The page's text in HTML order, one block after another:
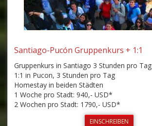
Santiago-Pucón Gruppenkurs + 1:1
Gruppenkurs in Santiago 3 Stunden pro Tag
1:1 in Pucon, 3 Stunden pro Tag
Homestay in beiden Städten
1 Woche pro Stadt: 940,- USD*
2 Wochen pro Stadt: 1790,- USD*
EINSCHREIBEN